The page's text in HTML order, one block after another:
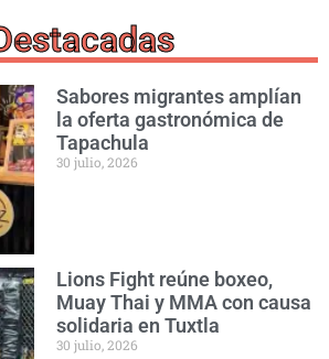
Sabores migrantes amplían
la oferta gastronómica de
Tapachula
30 julio, 2026
Lions Fight reúne boxeo,
Muay Thai y MMA con causa
solidaria en Tuxtla
30 julio, 2026